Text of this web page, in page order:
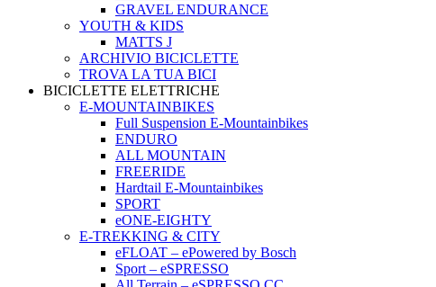
GRAVEL ENDURANCE
YOUTH & KIDS
MATTS J
ARCHIVIO BICICLETTE
TROVA LA TUA BICI
BICICLETTE ELETTRICHE
E-MOUNTAINBIKES
Full Suspension E-Mountainbikes
ENDURO
ALL MOUNTAIN
FREERIDE
Hardtail E-Mountainbikes
SPORT
eONE-EIGHTY
E-TREKKING & CITY
eFLOAT – ePowered by Bosch
Sport – eSPRESSO